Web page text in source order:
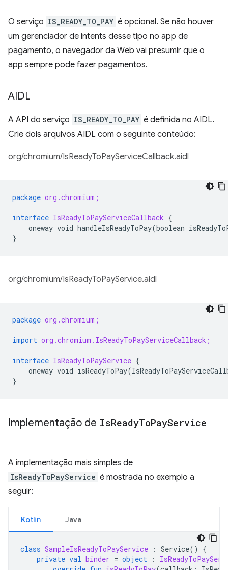
O serviço IS_READY_TO_PAY é opcional. Se não houver
um gerenciador de intents desse tipo no app de
pagamento, o navegador da Web vai presumir que o
app sempre pode fazer pagamentos.
AIDL
A API do serviço IS_READY_TO_PAY é definida no AIDL.
Crie dois arquivos AIDL com o seguinte conteúdo:
org/chromium/IsReadyToPayServiceCallback.aidl
package org.chromium;
interface IsReadyToPayServiceCallback {
oneway void handleIsReadyToPay(boolean
}
org/chromium/IsReadyToPayService.aidl
package org.chromium;
import org.chromium.IsReadyToPayServiceCallback;
interface IsReadyToPayService {
oneway void isReadyToPay(
}
Implementação de IsReadyToPayService
A implementação mais simples de
IsReadyToPayService é mostrada no exemplo a
seguir:
Kotlin Java
class SampleIsReadyToPayService : Service()
{
private val binder = object :